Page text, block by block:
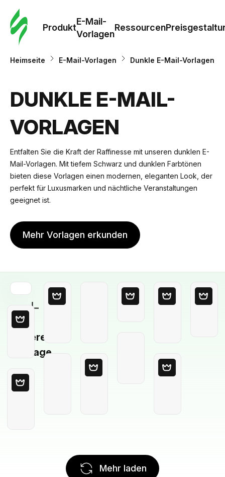
Produkt
E-Mail-
Vorlagen
Ressourcen
Heimseite E-Mail-Vorlagen Dunkle E-Mail-Vorlagen
DUNKLE E-MAIL-
VORLAGEN
Entfalten Sie die Kraft der Raffinesse mit unseren dunklen E-
Mail-Vorlagen. Mit tiefem Schwarz und dunklen Farbtönen
bieten diese Vorlagen einen modernen, eleganten Look, der
perfekt für Luxusmarken und nächtliche Veranstaltungen
geeignet ist.
Mehr Vorlagen erkunden
Leere
Vorlage
Mehr laden